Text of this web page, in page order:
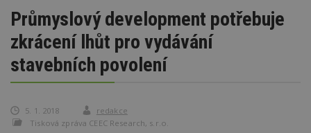
Průmyslový development potřebuje
zkrácení lhůt pro vydávání
stavebních povolení
5. 1. 2018
redakce
Tisková zpráva CEEC Research, s.r.o.